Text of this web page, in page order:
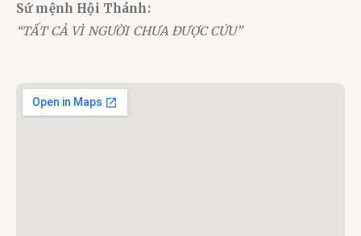
Sứ mệnh Hội Thánh:
“TẤT CẢ VÌ NGƯỜI CHƯA ĐƯỢC CỨU”